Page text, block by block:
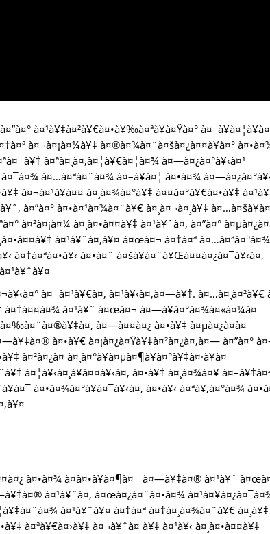
à¤¹à¥‡à¤²à¥€à¤•à¥‰à¤ªà¥à¤Ÿà¤°
à¤¬à¤¡à¤¼à¥‡ à¤®à¤¾à¤¨à¤šà¤¿à¤¤à¥à¤°
à¤ªà¤¸à¤‚à¤¦à¥€à¤¦à¤¾ à¤—à¤¿à¤°à¥‹à¤¹
à¤…à¤ªà¤¨à¤¾ à¤–à¥à¤¦ à¤•à¤¾
à¤¬à¤¹à¥à¤¤ à¤¸à¤¾à¤°à¥‡ à¤¤à¤°à¥€à¤•à¥‡
à¤”à¤° à¤•à¤¹à¤¾à¤¨à¥€ à¤¸à¤¬à¤¸à¥‡
à¤²à¤¡à¤¼ à¤¸à¤•à¤¤à¥‡ à¤¹à¥ˆà¤‚ à¤”à¤°
à¤¹à¥ˆà¤‚à¥¤ à¤œà¤¬ à¤†à¤ª
à¤•à¤ˆ à¤šà¥à¤¨à¥Œà¤¤à¤¿à¤¯à¥‹à¤‚
à¤¨à¤¹à¥€à¤‚ à¤¹à¥‹à¤‚à¤—à¥‡. à¤…à¤¸à¤²à¥€
à¤¹à¥ˆ à¤œà¤¬ à¤—à¥à¤°à¤¾à¤«à¤¼à¤
à¤‰à¤¨à¤®à¥‡à¤‚ à¤—à¤¤à¤¿ à¤•à¥‡ à¤µà¤¿à¤­à¤
à¤•à¥€ à¤¡à¤¿à¤Ÿà¥‡à¤²à¤¿à¤‚à¤— à¤”à¤°
à¤²à¤¿à¤ à¤¸à¤°à¥à¤µà¤¶à¥à¤°à¥‡à¤·à¥à¤
à¤¦à¥‹à¤¸à¥à¤¤à¥‹à¤‚ à¤•à¥‡ à¤¸à¤¾à¤¥
à¤•à¤¾à¤°à¥à¤¯à¥‹à¤‚ à¤•à¥‹ à¤ªà¥‚à¤°à¤¾
à¤•à¤¾ à¤à¤•à¥à¤¶à¤¨ à¤—à¥‡à¤® à¤¹à¥ˆ
à¤¹à¥ˆà¤‚ à¤œà¤¿à¤¨à¤•à¤¾
à¤¹à¥ˆà¥¤ à¤†à¤ª à¤†à¤¸à¤¾à¤¨à¥€ à¤¸à¥‡
à¤ªà¥€à¤›à¥‡ à¤¬à¥ˆà¤ à¥‡ à¤¹à¥‹ à¤¸à¤•à¤¤à¥‡